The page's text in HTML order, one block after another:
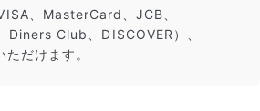
、MasterCard、JCB、
Club、DISCOVER）、
だけます。